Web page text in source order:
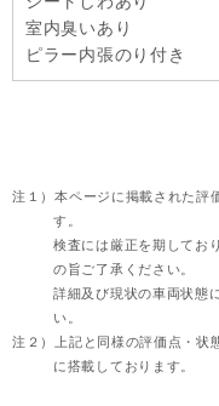
室内臭いあり
ピラー内張のり付き
注１）本ページに掲載された評
す。
検査には厳正を期してお
の旨ご了承ください。
詳細及び現状の車両状態
い。
注２）
上記と同様の評価点・
に搭載しております。